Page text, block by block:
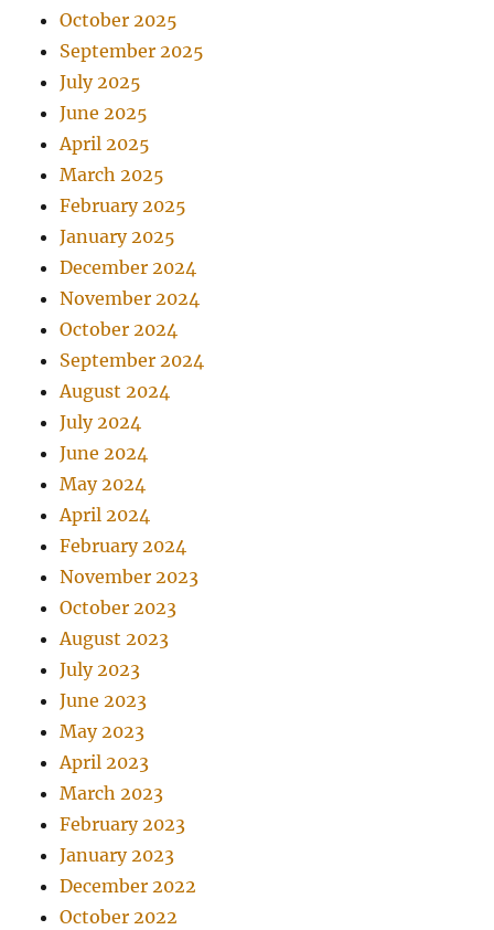
October 2025
September 2025
July 2025
June 2025
April 2025
March 2025
February 2025
January 2025
December 2024
November 2024
October 2024
September 2024
August 2024
July 2024
June 2024
May 2024
April 2024
February 2024
November 2023
October 2023
August 2023
July 2023
June 2023
May 2023
April 2023
March 2023
February 2023
January 2023
December 2022
October 2022